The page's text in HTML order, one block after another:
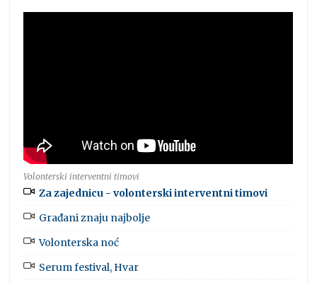
Volonterski interventni timovi
Za zajednicu - volonterski interventni timovi
Građani znaju najbolje
Volonterska noć
Serum festival, Hvar